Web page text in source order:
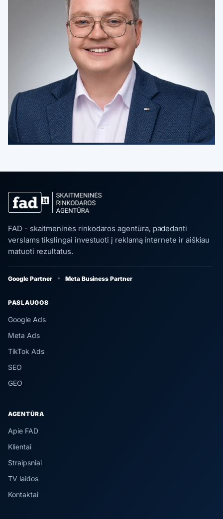
FAD - skaitmeninės rinkodaros agentūra, padedanti
verslams tikslingai investuoti į reklamą internete ir aiškiau
matuoti rezultatus.
Google Partner Meta Business Partner
PASLAUGOS
Google Ads
Meta Ads
TikTok Ads
SEO
GEO
AGENTŪRA
Apie FAD
Klientai
Straipsniai
TV laidos
Kontaktai